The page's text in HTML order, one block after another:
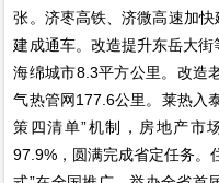
张。济枣高铁、济微高速加
建成通车。改造提升东岳大
海绵城市8.3平方公里。改造
气热管网177.6公里。莱热入
策四清单”机制，房地产市
97.9%，圆满完成省定任务。